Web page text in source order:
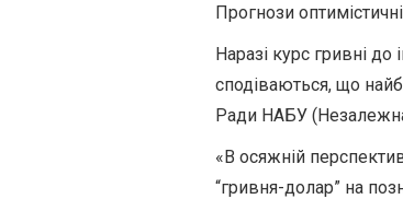
Прогнози оптимістичні
Наразі курс гривні
сподіваються, що
Ради НАБУ (Незалежна
«В осяжній
“гривня-долар” на